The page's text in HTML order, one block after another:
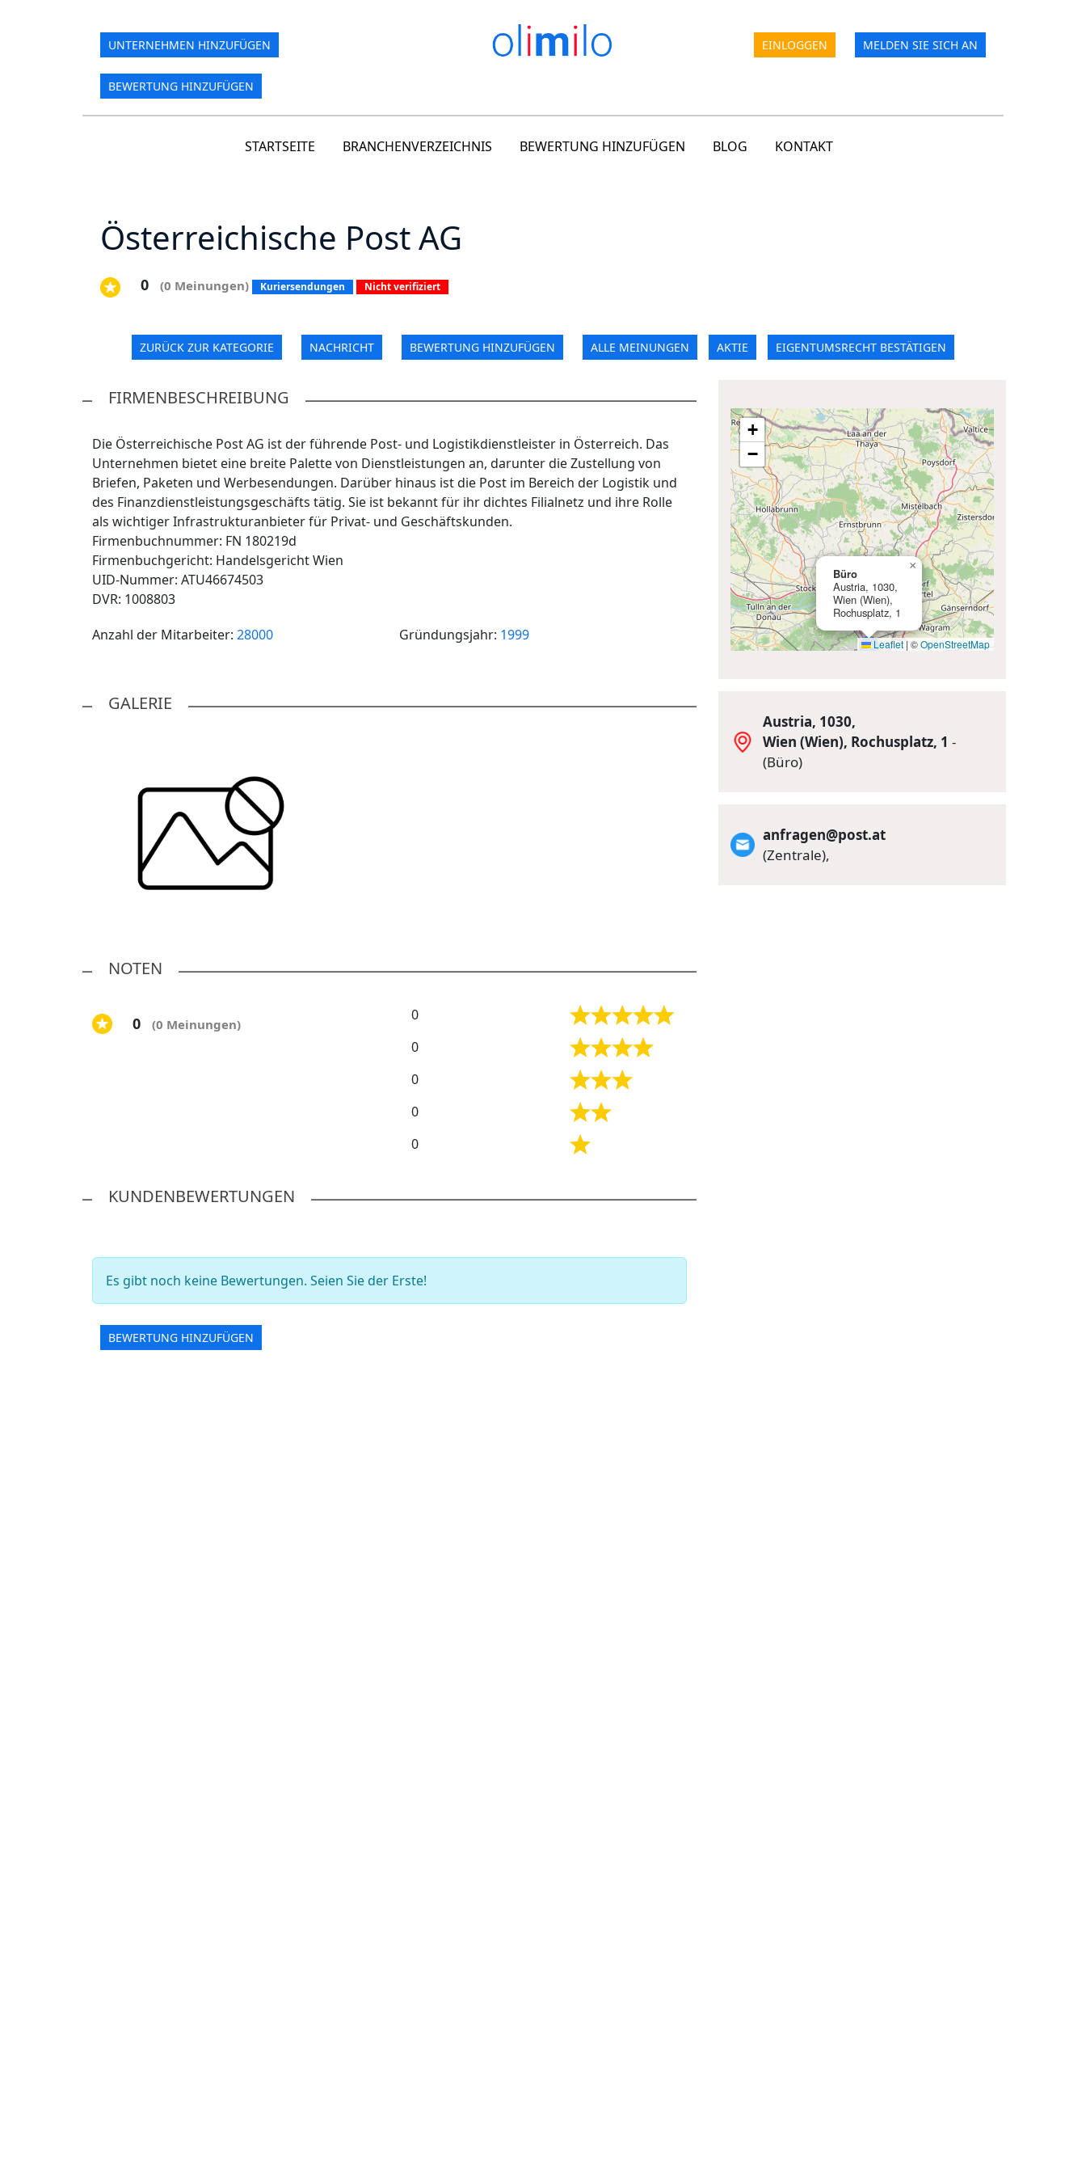
UNTERNEHMEN HINZUFÜGEN
BEWERTUNG HINZUFÜGEN
EINLOGGEN MELDEN SIE SICH AN
STARTSEITE BRANCHENVERZEICHNIS BEWERTUNG HINZUFÜGEN BLOG KONTAKT
Österreichische Post AG
0 (0 Meinungen) Kuriersendungen Nicht verifiziert
ZURÜCK ZUR KATEGORIE NACHRICHT BEWERTUNG HINZUFÜGEN ALLE MEINUNGEN AKTIE EIGENTUMSRECHT BESTÄTIGEN
FIRMENBESCHREIBUNG
Die Österreichische Post AG ist der führende Post- und Logistikdienstleister in Österreich. Das
Unternehmen bietet eine breite Palette von Dienstleistungen an, darunter die Zustellung von
Briefen, Paketen und Werbesendungen. Darüber hinaus ist die Post im Bereich der Logistik und
des Finanzdienstleistungsgeschäfts tätig. Sie ist bekannt für ihr dichtes Filialnetz und ihre Rolle
als wichtiger Infrastrukturanbieter für Privat- und Geschäftskunden.
Firmenbuchnummer: FN 180219d
Firmenbuchgericht: Handelsgericht Wien
UID-Nummer: ATU46674503
DVR: 1008803
Anzahl der Mitarbeiter: 28000 Gründungsjahr: 1999
GALERIE
NOTEN
0 (0 Meinungen)
0
0
0
0
0
KUNDENBEWERTUNGEN
Es gibt noch keine Bewertungen. Seien Sie der Erste!
BEWERTUNG HINZUFÜGEN
Büro
Austria, 1030,
Wien (Wien),
Rochusplatz, 1
×
+
−
Leaflet | ©OpenStreetMap
Austria, 1030,
Wien (Wien), Rochusplatz, 1 -
(Büro)
anfragen@post.at
(Zentrale),